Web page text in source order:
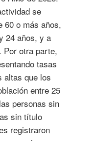
se
60 o más años,
24 años, y a
Por otra parte,
tasas
altas que los
entre 25
personas sin
sin título
registraron